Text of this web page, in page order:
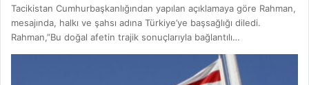
Tacikistan Cumhurbaşkanlığından yapılan açıklamaya göre Rahman,
mesajında, halkı ve şahsı adına Türkiye’ye başsağlığı diledi.
Rahman,”Bu doğal afetin trajik sonuçlarıyla bağlantılı…